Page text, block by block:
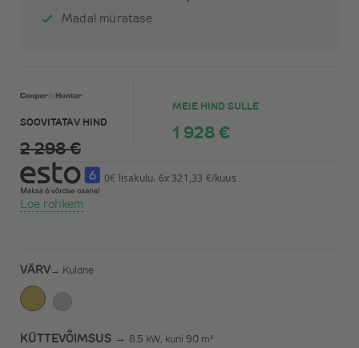
Madal müratase
SOOVITATAV HIND
2 298 €
MEIE HIND SULLE
1 928 €
0€ lisakulu. 6x 321,33 €/kuus
Loe rohkem
VÄRV→ Kuldne
KÜTTEVÕIMSUS → 8.5 kW, kuni 90 m²